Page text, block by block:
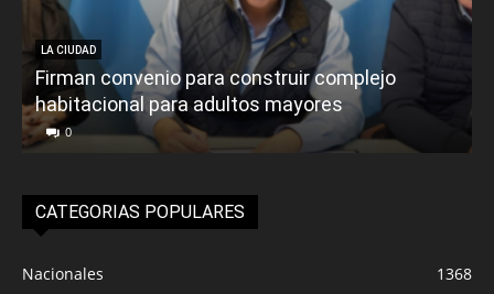
LA CIUDAD
Firman convenio para construir complejo
habitacional para adultos mayores
0
CATEGORIAS POPULARES
Nacionales
1368